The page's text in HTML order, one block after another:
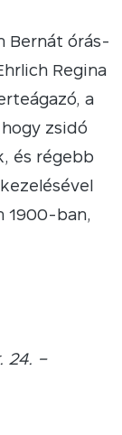
Bernát órás-
Regina
a
zsidó
és régebb
1900-ban,
24. –